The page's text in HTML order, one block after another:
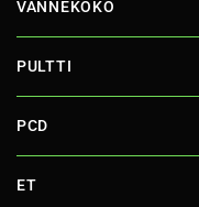
VANNEKOKO
PULTTI
PCD
ET